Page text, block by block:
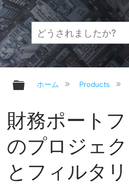
グローバル階層
ホーム Products
財務ポート
のプロジェ
とフィルタ